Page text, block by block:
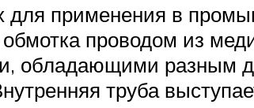
для применения в
проводом из
обладающими разным
труба